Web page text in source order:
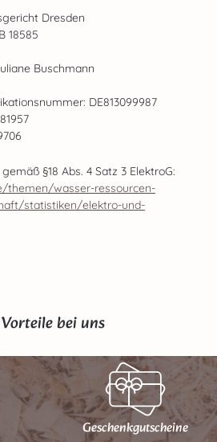
Dresden
18585
Buschmann
DE813099987
§18 Abs. 4 Satz 3 ElektroG:
themen/wasser-ressourcen-
statistiken/elektro-und-
bei uns
Geschenk­gutscheine